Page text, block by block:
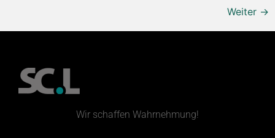
Weiter →
Wir schaffen Wahrnehmung!